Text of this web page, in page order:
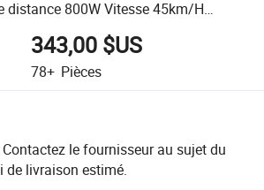
distance 800W Vitesse 45km/H
343,00 $US
78+ Pièces
Contactez le fournisseur au sujet du
de livraison estimé.